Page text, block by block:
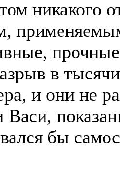
никакого
в
и они не
Васи,
бы